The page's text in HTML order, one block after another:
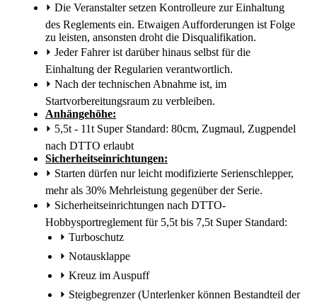
⏵ Die Veranstalter setzen Kontrolleure zur Einhaltung
des Reglements ein. Etwaigen Aufforderungen ist Folge
zu leisten, ansonsten droht die Disqualifikation.
⏵ Jeder Fahrer ist darüber hinaus selbst für die
Einhaltung der Regularien verantwortlich.
⏵ Nach der technischen Abnahme ist, im
Startvorbereitungsraum zu verbleiben.
Anhängehöhe:
⏵ 5,5t - 11t Super Standard: 80cm, Zugmaul, Zugpendel
nach DTTO erlaubt
Sicherheitseinrichtungen:
⏵ Starten dürfen nur leicht modifizierte Serienschlepper,
mehr als 30% Mehrleistung gegenüber der Serie.
⏵ Sicherheitseinrichtungen nach DTTO-
Hobbysportreglement für 5,5t bis 7,5t Super Standard:
⏵ Turboschutz
⏵ Notausklappe
⏵ Kreuz im Auspuff
⏵ Steigbegrenzer (Unterlenker können Bestandteil der